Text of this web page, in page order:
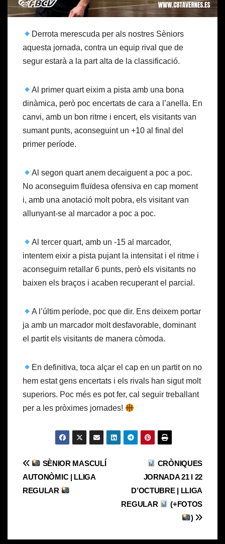
Derrota merescuda per als nostres Sèniors
aquesta jornada, contra un equip rival que de
segur estarà a la part alta de la classificació.
Al primer quart eixim a pista amb una bona
dinàmica, però poc encertats de cara a l’anella. En
canvi, amb un bon ritme i encert, els visitants van
sumant punts, aconseguint un +10 al final del
primer període.
Al segon quart anem decaiguent a poc a poc.
No aconseguim fluïdesa ofensiva en cap moment
i, amb una anotació molt pobra, els visitant van
allunyant-se al marcador a poc a poc.
Al tercer quart, amb un -15 al marcador,
intentem eixir a pista pujant la intensitat i el ritme i
aconseguim retallar 6 punts, però els visitants no
baixen els braços i acaben recuperant el parcial.
A l’últim període, poc que dir. Ens deixem portar
ja amb un marcador molt desfavorable, dominant
el partit els visitants de manera còmoda.
En definitiva, toca alçar el cap en un partit on no
hem estat gens encertats i els rivals han sigut molt
superiors. Poc més es pot fer, cal seguir treballant
per a les pròximes jornades!
Navegación
de
CRÒNIQUES
JORNADA 21 I 22
D’OCTUBRE | LLIGA
REGULAR
(+FOTOS
)
SÈNIOR MASCULÍ
AUTONÒMIC | LLIGA
REGULAR